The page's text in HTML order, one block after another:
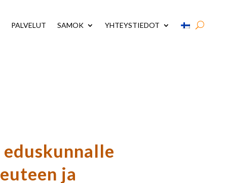
PALVELUT SAMOK YHTEYSTIEDOT
ja